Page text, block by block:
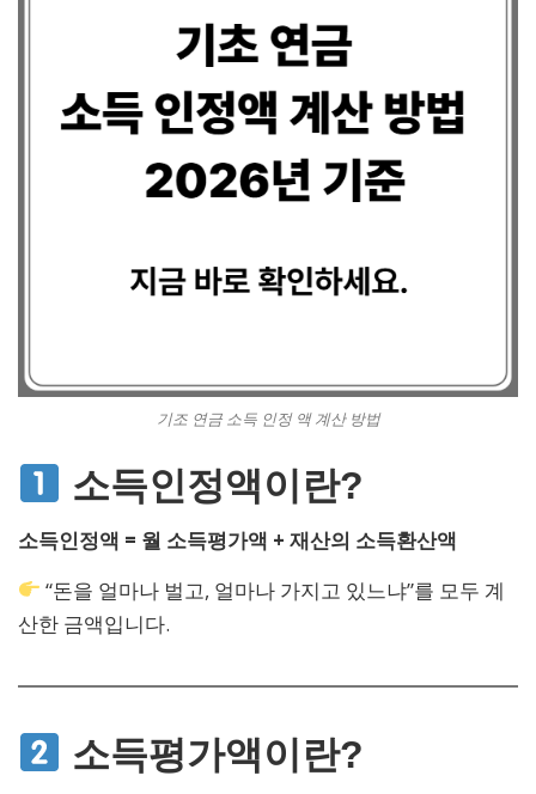
기조 연금 소득 인정 액 계산 방법
소득인정액이란?
소득인정액 = 월 소득평가액 + 재산의 소득환산액
“돈을 얼마나 벌고, 얼마나 가지고 있느냐”를 모두 계
산한 금액입니다.
소득평가액이란?